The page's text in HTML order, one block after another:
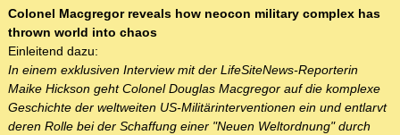
Colonel Macgregor reveals how neocon military complex has
thrown world into chaos
Einleitend dazu:
In einem exklusiven Interview mit der LifeSiteNews-Reporterin
Maike Hickson geht Colonel Douglas Macgregor auf die komplexe
Geschichte der weltweiten US-Militärinterventionen ein und entlarvt
deren Rolle bei der Schaffung einer "Neuen Weltordnung" durch